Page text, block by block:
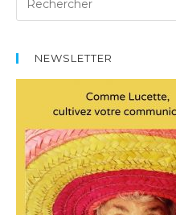
NEWSLETTER